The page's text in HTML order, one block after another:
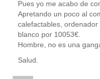
Pues yo me acabo de
Apretando un poco al
calefactables,
blanco por 10053€.
Hombre, no es una
Salud.